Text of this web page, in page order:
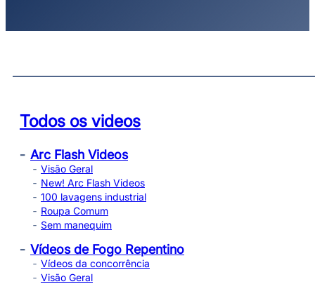
Todos os videos
Arc Flash Videos
Visão Geral
New! Arc Flash Videos
100 lavagens industrial
Roupa Comum
Sem manequim
Vídeos de Fogo Repentino
Vídeos da concorrência
Visão Geral